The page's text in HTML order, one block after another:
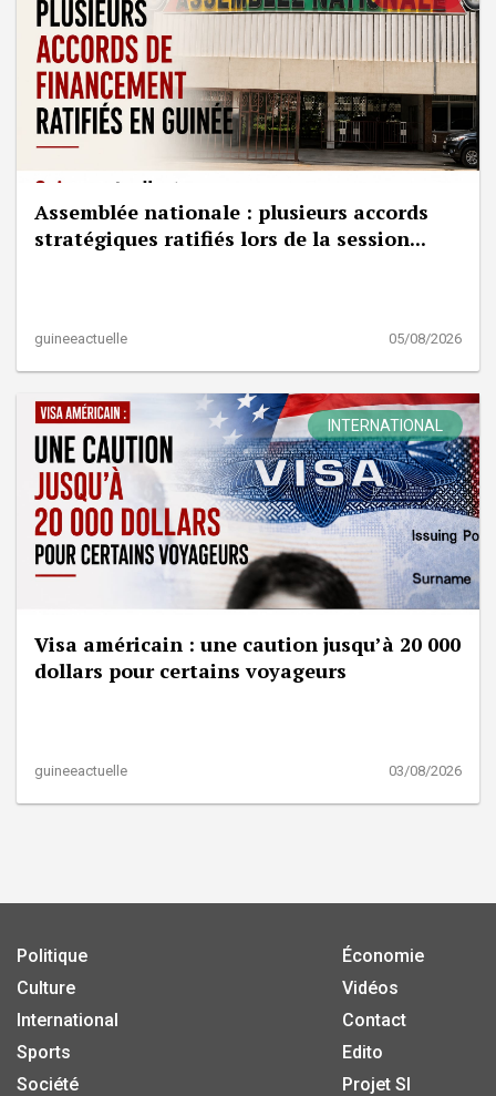
Assemblée nationale : plusieurs accords
stratégiques ratifiés lors de la session...
guineeactuelle 05/08/2026
INTERNATIONAL
Visa américain : une caution jusqu’à 20 000
dollars pour certains voyageurs
guineeactuelle 03/08/2026
Politique
Culture
International
Sports
Société
Économie
Vidéos
Contact
Edito
Projet SI